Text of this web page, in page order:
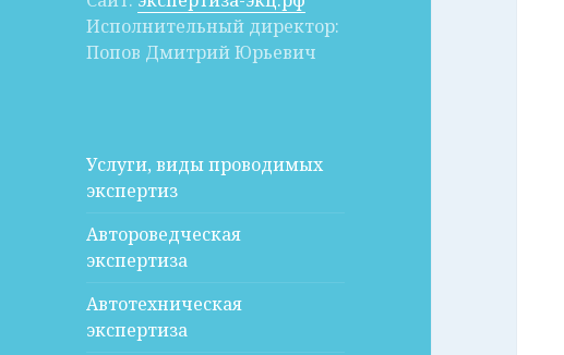
Исполнительный директор:
Попов Дмитрий Юрьевич
Услуги, виды проводимых
экспертиз
Автороведческая
экспертиза
Автотехническая
экспертиза